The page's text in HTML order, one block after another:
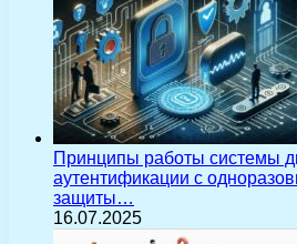
Принципы работы системы
аутентификации с
защиты…
16.07.2025